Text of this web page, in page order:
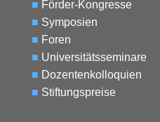
■ Förder-Kongresse
■ Symposien
■ Foren
■ Universitätsseminare
■ Dozentenkolloquien
■ Stiftungspreise